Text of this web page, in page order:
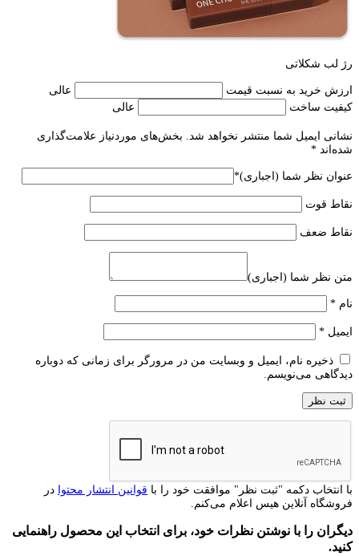
رژ لب شکلاتی
ارزش خرید به نسبت قیمت
عالی
کیفیت ساخت
عالی
نشانی ایمیل شما منتشر نخواهد شد.
بخش‌های موردنیاز علامت‌گذاری
شده‌اند *
عنوان نظر شما (اجباری)*
نقاط قوت
نقاط ضعف
متن نظر شما (اجباری)
نام *
ایمیل *
ذخیره نام، ایمیل و وبسایت من در مرورگر برای زمانی که دوباره
دیدگاهی می‌نویسم.
با انتخاب دکمه "ثبت نظر" موافقت خود را با قوانین انتشار محتوا در
فروشگاه آنلاین هیس اعلام می‌کنم.
دیگران را با نوشتن نظرات خود، برای انتخاب این محصول راهنمایی
کنید.